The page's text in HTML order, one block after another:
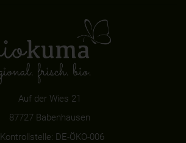
Auf der Wies 21
87727 Babenhausen
Kontrollstelle: DE-ÖKO-006